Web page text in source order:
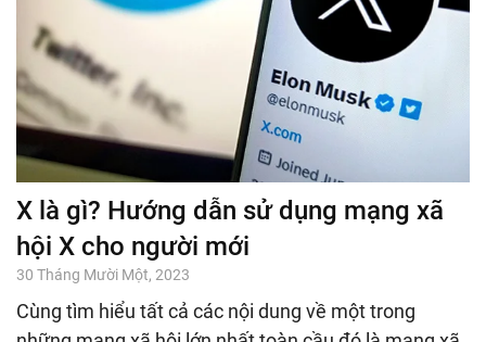
X là gì? Hướng dẫn sử dụng mạng xã
hội X cho người mới
30 Tháng Mười Một, 2023
Cùng tìm hiểu tất cả các nội dung về một trong